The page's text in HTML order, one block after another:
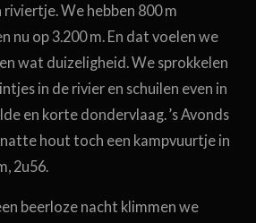
riviertje. We hebben 800 m
nu op 3.200 m. En dat voelen we
wat duizeligheid. We sprokkelen
in de rivier en schuilen even in
en korte dondervlaag. ’s Avonds
hout toch een kampvuurtje in
2u56.
beerloze nacht klimmen we